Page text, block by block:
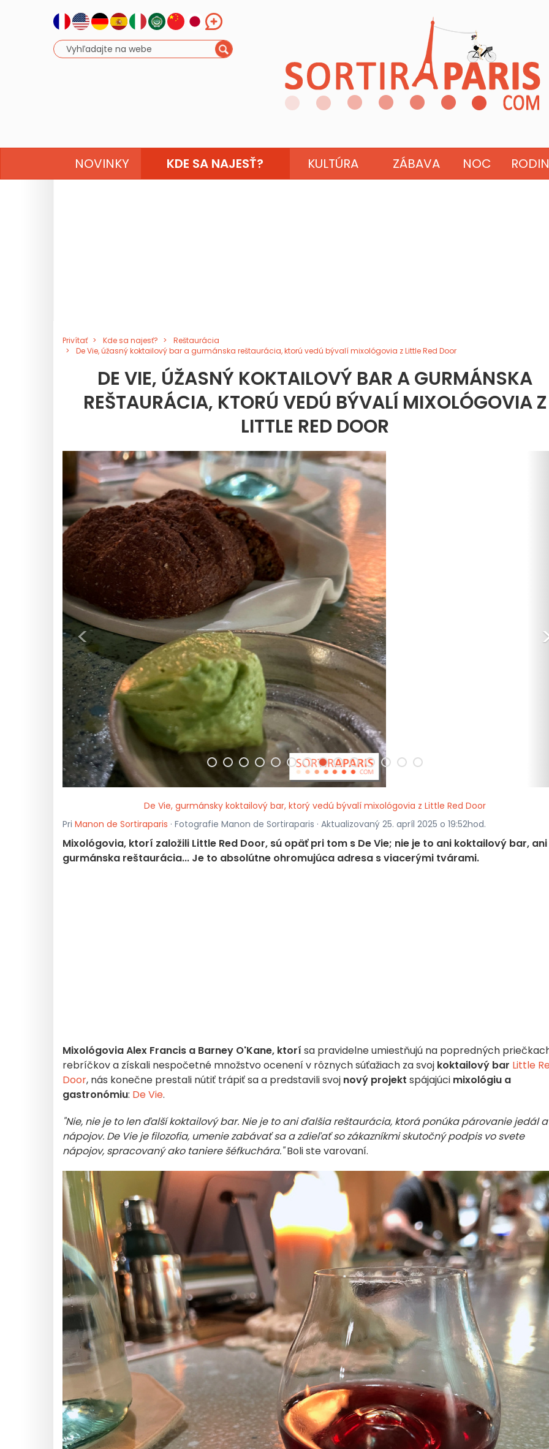
NOVINKY KDE SA NAJESŤ? KULTÚRA ZÁBAVA NOC
Privítať Kde sa najesť?
Reštaurácia
De Vie, úžasný koktailový bar a gurmánska reštaurácia, ktorú vedú bývalí mixológovia z Little Red Door
DE VIE, ÚŽASNÝ KOKTAILOVÝ BAR A GURMÁNSKA
REŠTAURÁCIA, KTORÚ VEDÚ BÝVALÍ MIXOLÓGOVIA Z
LITTLE RED DOOR
<
De Vie, gurmánsky koktailový bar, ktorý vedú bývalí mixológovia z Little Red Door
Pri Manon de Sortiraparis · Fotografie Manon de Sortiraparis · Aktualizovaný 25. apríl 2025 o 19:52hod.
Mixológovia, ktorí založili Little Red Door, sú opäť pri tom s De Vie; nie je to ani koktailový bar, ani
gurmánska reštaurácia... Je to absolútne ohromujúca adresa s viacerými tvárami.
Mixológovia Alex Francis a Barney O'Kane, ktorí sa pravidelne umiestňujú na popredných
rebríčkov a získali nespočetné množstvo ocenení v rôznych súťažiach za svoj koktailový bar Little
Door, nás konečne prestali nútiť trápiť sa a predstavili svoj nový projekt spájajúci mixológiu a
gastronómiu: De Vie.
"Nie, nie je to len ďalší koktailový bar. Nie je to ani ďalšia reštaurácia, ktorá ponúka párovanie jedál a
nápojov. De Vie je filozofia, umenie zabávať sa a zdieľať so zákazníkmi skutočný podpis vo svete
nápojov, spracovaný ako taniere šéfkuchára."Boli ste varovaní.